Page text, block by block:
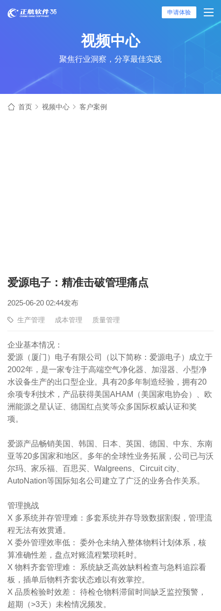
申请体验
视频中心
聚焦行业洞察，分享最佳实践
首页 视频中心 客户案例
爱源电子：精准击破管理痛点
2025-06-20 02:44发布
生产管理 成本管理 质量管理
企业基本情况：
爱源（厦门）电子有限公司（以下简称：爱源电子）成立于
2002年，是一家专注于高端空气净化器、加湿器、小型净
水设备生产的出口型企业。具有20多年制造经验，拥有20
余项专利技术，产品获得美国AHAM（美国家电协会）、欧
洲能源之星认证、德国红点奖等众多国际权威认证和奖
项。
爱源产品畅销美国、韩国、日本、英国、德国、中东、东南
亚等20多国家和地区。多年的全球性业务拓展，公司已与沃
尔玛、家乐福、百思买、Walgreens、Circuit city、
AutoNation等国际知名公司建立了广泛的业务合作关系。
管理挑战
X 多系统并存管理难：多套系统并存导致数据割裂，管理流
程无法有效贯通。
X 委外管理效率低： 委外仓未纳入整体物料计划体系，核
算准确性差，盘点对账流程繁琐耗时。
X 物料齐套管理难： 系统缺乏高效缺料检查与急料追踪看
板，插单后物料齐套状态难以有效掌控。
X 品质检验时效差： 待检仓物料滞留时间缺乏监控预警，
超期（>3天）未检情况频发。